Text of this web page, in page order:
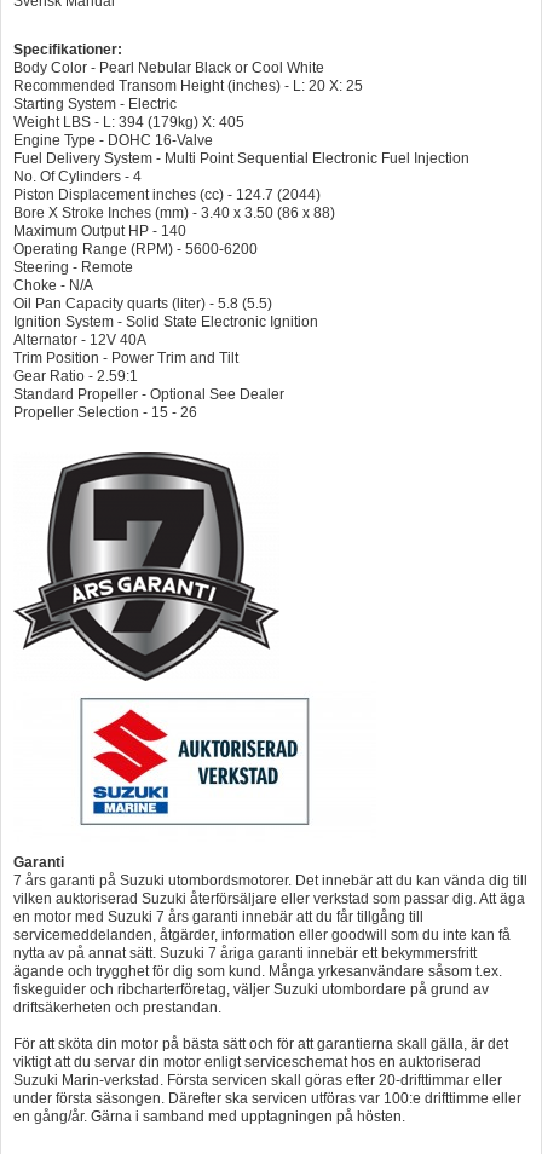
Specifikationer:
Body Color - Pearl Nebular Black or Cool White
Recommended Transom Height (inches) - L: 20 X: 25
Starting System - Electric
Weight LBS - L: 394 (179kg) X: 405
Engine Type - DOHC 16-Valve
Fuel Delivery System - Multi Point Sequential Electronic Fuel Injection
No. Of Cylinders - 4
Piston Displacement inches (cc) - 124.7 (2044)
Bore X Stroke Inches (mm) - 3.40 x 3.50 (86 x 88)
Maximum Output HP - 140
Operating Range (RPM) - 5600-6200
Steering - Remote
Choke - N/A
Oil Pan Capacity quarts (liter) - 5.8 (5.5)
Ignition System - Solid State Electronic Ignition
Alternator - 12V 40A
Trim Position - Power Trim and Tilt
Gear Ratio - 2.59:1
Standard Propeller - Optional See Dealer
Propeller Selection - 15 - 26
Garanti
7 års garanti på Suzuki utombordsmotorer. Det innebär att du kan vända dig till
vilken auktoriserad Suzuki återförsäljare eller verkstad som passar dig. Att äga
en motor med Suzuki 7 års garanti innebär att du får tillgång till
servicemeddelanden, åtgärder, information eller goodwill som du inte kan få
nytta av på annat sätt. Suzuki 7 åriga garanti innebär ett bekymmersfritt
ägande och trygghet för dig som kund. Många yrkesanvändare såsom t.ex.
fiskeguider och ribcharterföretag, väljer Suzuki utombordare på grund av
driftsäkerheten och prestandan.
För att sköta din motor på bästa sätt och för att garantierna skall gälla, är det
viktigt att du servar din motor enligt serviceschemat hos en auktoriserad
Suzuki Marin-verkstad. Första servicen skall göras efter 20-drifttimmar eller
under första säsongen. Därefter ska servicen utföras var 100:e drifttimme eller
en gång/år. Gärna i samband med upptagningen på hösten.